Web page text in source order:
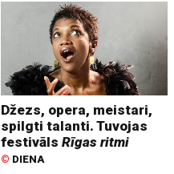
Džezs, opera, meistari,
spilgti talanti. Tuvojas
festivālsRīgas ritmi
© DIENA